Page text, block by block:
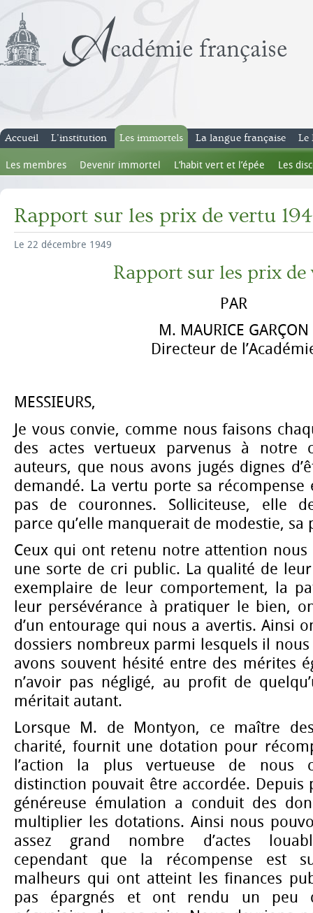
Accueil L’institution Les immortels
Les membres Devenir immortel L’habit vert et l’épée Les
La langue française Le
Rapport sur les prix de vertu
Le 22 décembre 1949
Rapport sur les prix de
PAR
M. MAURICE GARÇON
Directeur de
MESSIEURS,
Je vous convie, comme nous faisons
des actes vertueux parvenus à notre
auteurs, que nous avons jugés dignes
demandé. La vertu porte sa
pas de couronnes. Solliciteuse, elle
parce qu’elle manquerait de modestie,
Ceux qui ont retenu notre attention
une sorte de cri public. La qualité de
exemplaire de leur comportement, la
leur persévérance à pratiquer le bien,
d’un entourage qui nous a avertis. Ainsi
dossiers nombreux parmi lesquels il
avons souvent hésité entre des mérites
n’avoir pas négligé, au profit de
méritait autant.
Lorsque M. de Montyon, ce maître
charité, fournit une dotation pour
l’action la plus vertueuse de nous
distinction pouvait être accordée. Depuis
généreuse émulation a conduit des
multiplier les dotations. Ainsi nous
assez grand nombre d’actes
cependant que la récompense est
malheurs qui ont atteint les finances
pas épargnés et ont rendu un peu